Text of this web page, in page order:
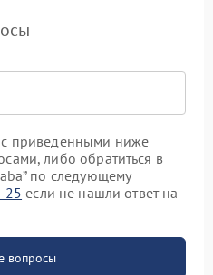
приведенными ниже
либо обратиться в
по следующему
25 если не нашли ответ на
вопросы